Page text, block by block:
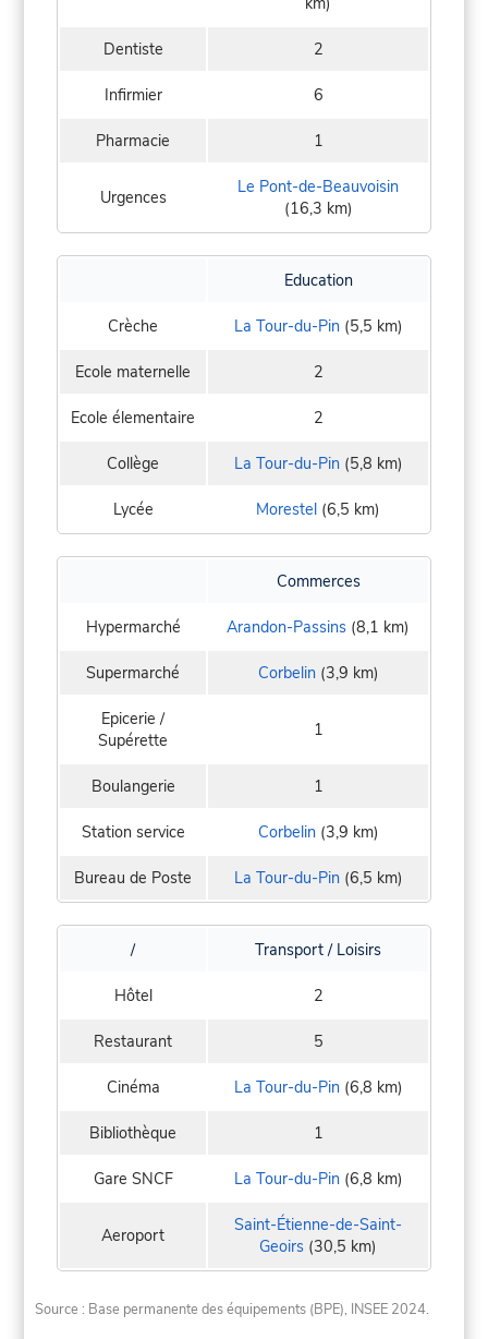
Dentiste 2
Infirmier 6
Pharmacie 1
Urgences
Le Pont-de-Beauvoisin
(16,3 km)
Education
Crèche La Tour-du-Pin(5,5 km)
Ecole maternelle 2
Ecole élementaire 2
Collège La Tour-du-Pin(5,8 km)
Lycée Morestel (6,5 km)
Commerces
Hypermarché Arandon-Passins (8,1 km)
Supermarché Corbelin(3,9 km)
Epicerie /
Supérette
1
Boulangerie 1
Station service Corbelin(3,9 km)
Bureau de Poste La Tour-du-Pin(6,5 km)
/ Transport / Loisirs
Hôtel 2
Restaurant 5
Cinéma La Tour-du-Pin(6,8 km)
Bibliothèque 1
Gare SNCF La Tour-du-Pin(6,8 km)
Aeroport
Saint-Étienne-de-Saint-
Geoirs (30,5 km)
Source : Base permanente des équipements (BPE), INSEE 2024.